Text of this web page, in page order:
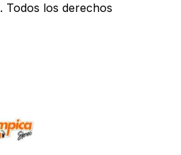
. Todos los derechos